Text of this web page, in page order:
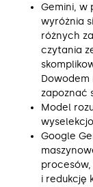
Gemini, w
wyróżnia
różnych
czytania
Dowodem
zapoznać
Model
Google
i redukcję